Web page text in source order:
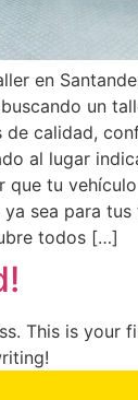
en
un
calidad,
al lugar
que tu
sea para
todos […]
This is your